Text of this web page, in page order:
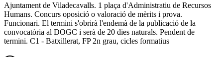
Ajuntament de Viladecavalls. 1 plaça d'Administratiu de Recursos
Humans. Concurs oposició o valoració de mèrits i prova.
Funcionari. El termini s'obrirà l'endemà de la publicació de la
convocatòria al DOGC i serà de 20 dies naturals. Pendent de
termini. C1 - Batxillerat, FP 2n grau, cicles formatius